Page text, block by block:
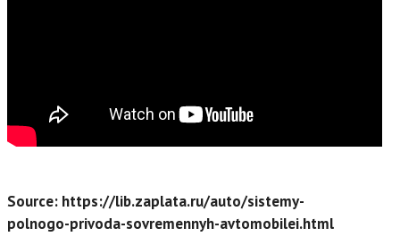
Source: https://lib.zaplata.ru/auto/sistemy-
polnogo-privoda-sovremennyh-avtomobilei.html